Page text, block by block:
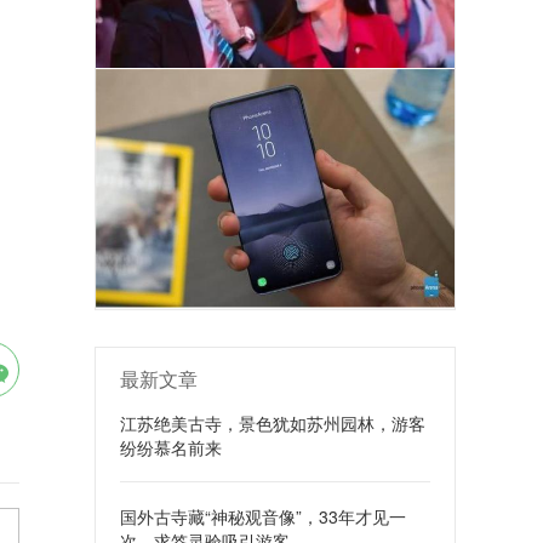
最新文章
江苏绝美古寺，景色犹如苏州园林，游客
纷纷慕名前来
国外古寺藏“神秘观音像”，33年才见一